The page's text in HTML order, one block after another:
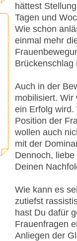
hättest
Tagen und
Wie schon
einmal mehr
Brückenschlag
Auch in der
mobilisiert. Wir
ein Erfolg wird.
Position der
wollen auch
mit der
Dennoch,
Deinen
Wie kann es
zutiefst
hast Du dafür
Frauenfragen
Anliegen der